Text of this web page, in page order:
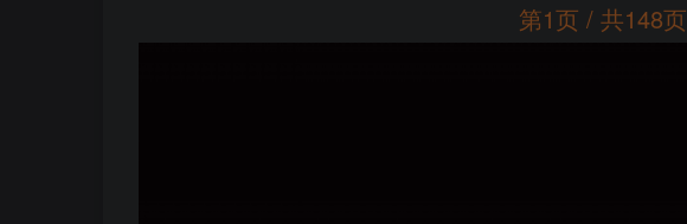
第1页 / 共148页